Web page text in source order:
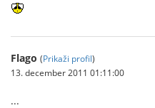
Flago (Prikaži profil)
13. december 2011 01:11:00
...